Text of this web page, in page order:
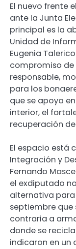
El nuevo frente
ante la Junta
principal es la
Unidad de
Eugenia
compromiso
responsable,
para los
que se apoya
interior, el
recuperación
El espacio está
Integración y
Fernando
el exdiputado
alternativa para
septiembre que
contraria a
donde se
indicaron en un